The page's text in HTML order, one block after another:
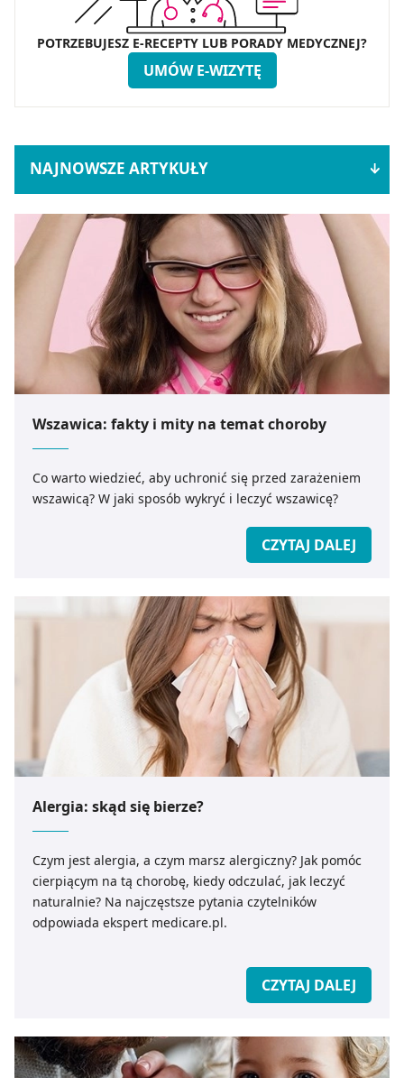
z brakiem dostępu do wszystkich funkcjonalności
Strony.
POTRZEBUJESZ E-RECEPTY LUB PORADY MEDYCZNEJ?
UMÓW E-WIZYTĘ
NAJNOWSZE ARTYKUŁY
Wszawica: fakty i mity na temat choroby
Co warto wiedzieć, aby uchronić się przed zarażeniem
wszawicą? W jaki sposób wykryć i leczyć wszawicę?
CZYTAJ DALEJ
Alergia: skąd się bierze?
Czym jest alergia, a czym marsz alergiczny? Jak pomóc
cierpiącym na tą chorobę, kiedy odczulać, jak leczyć
naturalnie? Na najczęstsze pytania czytelników
odpowiada ekspert medicare.pl.
CZYTAJ DALEJ